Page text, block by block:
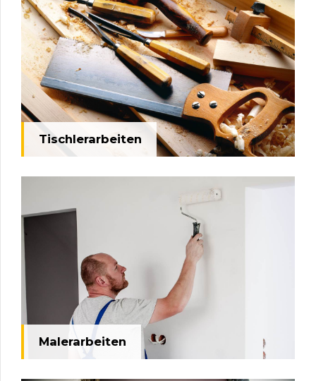
Tischlerarbeiten
Malerarbeiten